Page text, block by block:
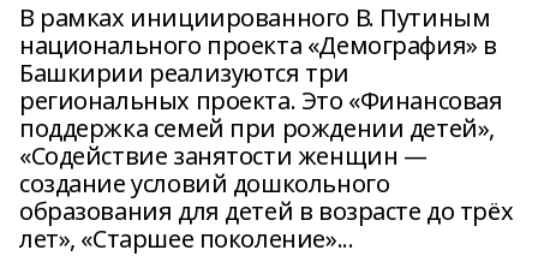
В рамках инициированного В. Путиным
национального проекта «Демография» в
Башкирии реализуются три
региональных проекта. Это «Финансовая
поддержка семей при рождении детей»,
«Содействие занятости женщин —
создание условий дошкольного
образования для детей в возрасте до трёх
лет», «Старшее поколение»...